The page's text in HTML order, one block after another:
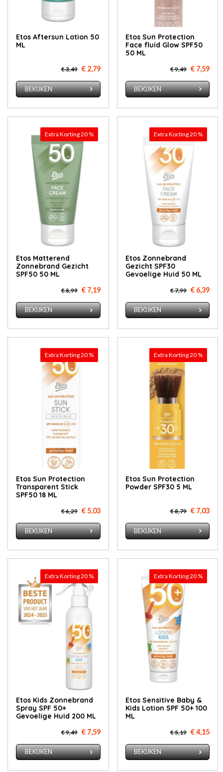
Etos Aftersun Lotion 50
ML
€ 3,49 € 2,79
BEKIJKEN
Etos Sun Protection
Face fluid Glow SPF50
50 ML​
€ 9,49 € 7,59
BEKIJKEN
Extra Korting 20 %
Etos Matterend
Zonnebrand Gezicht
SPF50 50 ML
€ 8,99 € 7,19
BEKIJKEN
Extra Korting 20 %
Etos Zonnebrand
Gezicht SPF30
Gevoelige Huid 50 ML
€ 7,99 € 6,39
BEKIJKEN
Extra Korting 20 %
Etos Sun Protection
Transparent Stick
SPF50 18 ML
€ 6,29 € 5,03
BEKIJKEN
Extra Korting 20 %
Etos Sun Protection
Powder SPF30 5 ML
€ 8,79 € 7,03
BEKIJKEN
Extra Korting 20 %
Etos Kids Zonnebrand
Spray SPF 50+
Gevoelige Huid 200 ML
€ 9,49 € 7,59
BEKIJKEN
Extra Korting 20 %
Etos Sensitive Baby &
Kids Lotion SPF 50+ 100
ML
€ 5,19 € 4,15
BEKIJKEN